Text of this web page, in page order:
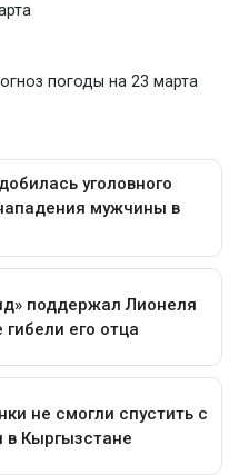
погоды на 23 марта